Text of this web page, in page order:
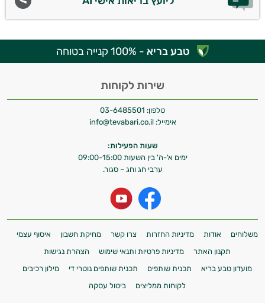
טבע בריא - 100% קנייה בטוחה
שירות לקוחות
טלפון: 03-6485501
אימייל: info@tevabari.co.il
שעות הפעילות:
ימים א'-ה' בין השעות 09:00-15:00
ערבי חג וחג – סגור.
משלוחים אודות מדיניות החזרות צרו קשר מחיקת חשבון
איסוף עצמי
תקנון האתר
מדיניות פרטיות ותנאי שימוש
הצהרת נגישות
מועדון טבע בריא
תכנית שותפים תכנית שותפים נוטרי די
מילון רכיבים
לקוחות ממליצים
ביטול עסקה